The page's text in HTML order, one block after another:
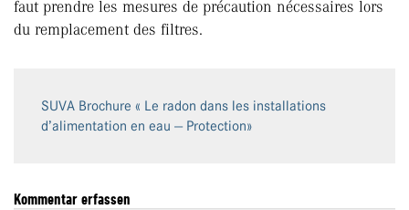
faut prendre les mesures de précaution nécessaires lors
du remplacement des filtres.
SUVA Brochure « Le radon dans les installations
d’alimentation en eau — Protection»
Kommentar erfassen